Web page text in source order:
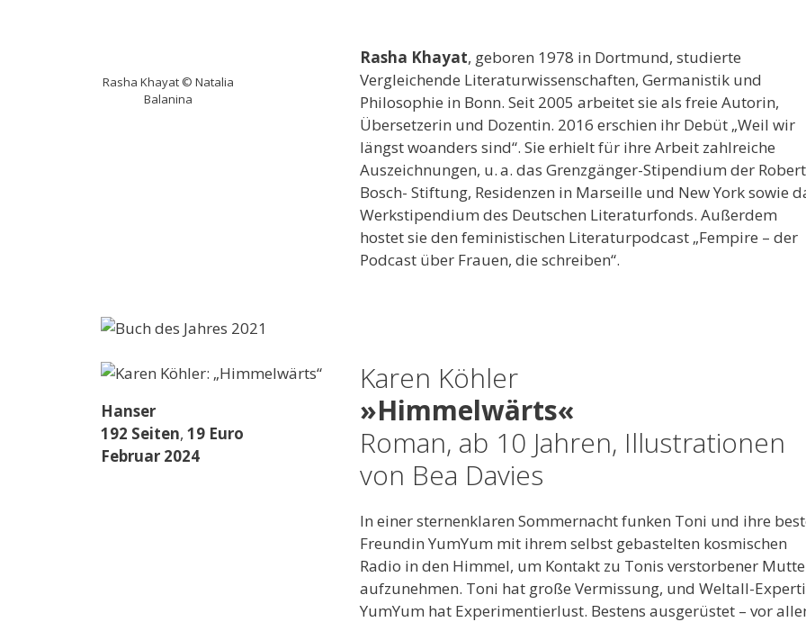
Rasha Khayat © Natalia
Balanina
Rasha Khayat, geboren 1978 in Dortmund, studierte
Vergleichende Literaturwissenschaften, Germanistik und
Philosophie in Bonn. Seit 2005 arbeitet sie als freie Autorin,
Übersetzerin und Dozentin. 2016 erschien ihr Debüt „Weil wir
längst woanders sind“. Sie erhielt für ihre Arbeit zahlreiche
Auszeichnungen, u. a. das Grenzgänger-Stipendium der
Bosch- Stiftung, Residenzen in Marseille und New York sowie
Werkstipendium des Deutschen Literaturfonds. Außerdem
hostet sie den feministischen Literaturpodcast „Fempire – der
Podcast über Frauen, die schreiben“.
Hanser
192 Seiten, 19 Euro
Februar 2024
Karen Köhler
»Himmelwärts«
Roman, ab 10 Jahren, Illustrationen
von Bea Davies
In einer sternenklaren Sommernacht funken Toni und ihre
Freundin YumYum mit ihrem selbst gebastelten kosmischen
Radio in den Himmel, um Kontakt zu Tonis verstorbener
aufzunehmen. Toni hat große Vermissung, und Weltall-
YumYum hat Experimentierlust. Bestens ausgerüstet – vor